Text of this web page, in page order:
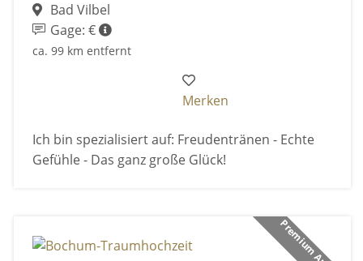
Bad Vilbel
Gage: €
ca. 99 km entfernt
Merken
Ich bin spezialisiert auf: Freudentränen - Echte
Gefühle - Das ganz große Glück!